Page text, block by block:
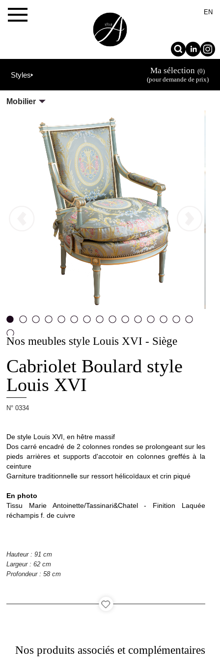
×
Projets
Ébénisterie
d'Art
Agencement
Catalogue
Contact
EN
Styles Ma sélection (0)
(pour demande de prix)
Mobilier
1 2 3 4 5 6 7 8 9 10 11 12 13 14
Nos meubles style Louis XVI - Siège
Cabriolet Boulard style
Louis XVI
N° 0334
De style Louis XVI, en hêtre massif
Dos carré encadré de 2 colonnes rondes se prolongeant sur les
pieds arrières et supports d'accotoir en colonnes greffés à la
ceinture
Garniture traditionnelle sur ressort hélicoïdaux et crin piqué
En photo
Tissu Marie Antoinette/Tassinari&Chatel - Finition Laquée
réchampis f. de cuivre
Hauteur : 91 cm
Largeur : 62 cm
Profondeur : 58 cm
Nos produits associés et complémentaires